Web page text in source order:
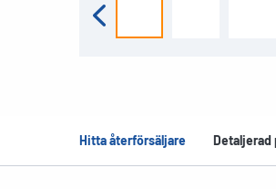
Hitta återförsäljare